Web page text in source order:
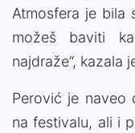
Atmosfera je bila
možeš baviti
najdraže“, kazala
Perović je naveo
na festivalu, ali i